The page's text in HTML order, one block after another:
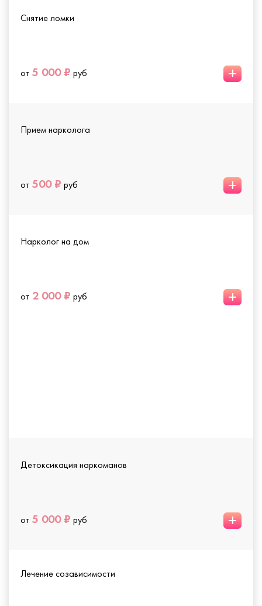
Снятие ломки
от 5 000 ₽ руб +
Прием нарколога
от 500 ₽ руб +
Нарколог на дом
от 2 000 ₽ руб +
Детоксикация наркоманов
от 5 000 ₽ руб +
Лечение созависимости